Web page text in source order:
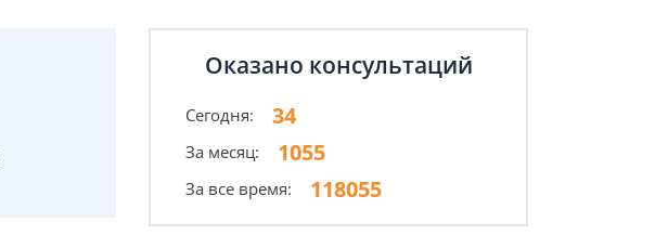
Оказано консультаций
Сегодня: 34
За месяц: 1055
За все время: 118055